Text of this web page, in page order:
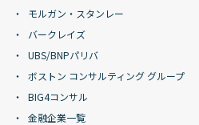
モルガン・スタンレー
バークレイズ
UBS/BNPパリバ
ボストン コンサルティング グループ
BIG4コンサル
金融企業一覧